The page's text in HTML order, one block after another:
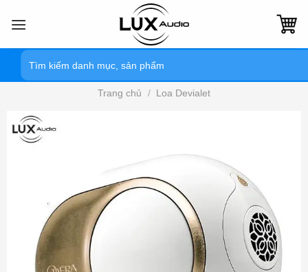
qua
Tìm
kiếm:
Trang chủ
/ Loa Devialet